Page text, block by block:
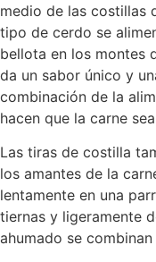
medio de las costillas
tipo de cerdo se
bellota en los montes
da un sabor único y
combinación de la
hacen que la carne
Las tiras de costilla
los amantes de la
lentamente en una
tiernas y ligeramente
ahumado se